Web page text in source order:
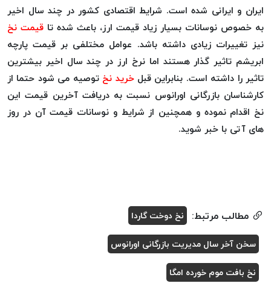
امگا
OMEGA
نخ
بافت
بدون
موم
کُرد
KORD
نخ
پلیسه
KORD
نخ
ایران و ایرانی شده است. شرایط اقتصادی کشور در چند سال اخیر
به خصوص نوسانات بسیار زیاد قیمت ارز، باعث شده تا قیمت نخ
نیز تغییرات زیادی داشته باشد. عوامل مختلفی بر قیمت پارچه
ابریشم تاثیر گذار هستند اما نرخ ارز در چند سال اخیر بیشترین
تاثیر را داشته است. بنابراین قبل خرید نخ توصیه می شود حتما از
کارشناسان بازرگانی اورانوس نسبت به دریافت آخرین قیمت این
نخ اقدام نموده و همچنین از شرایط و نوسانات قیمت آن در روز
های آتی با خبر شوید.
مطالب مرتبط: نخ دوخت گاردا
سخن آخر سال مدیریت بازرگانی اورانوس
نخ بافت موم خورده امگا